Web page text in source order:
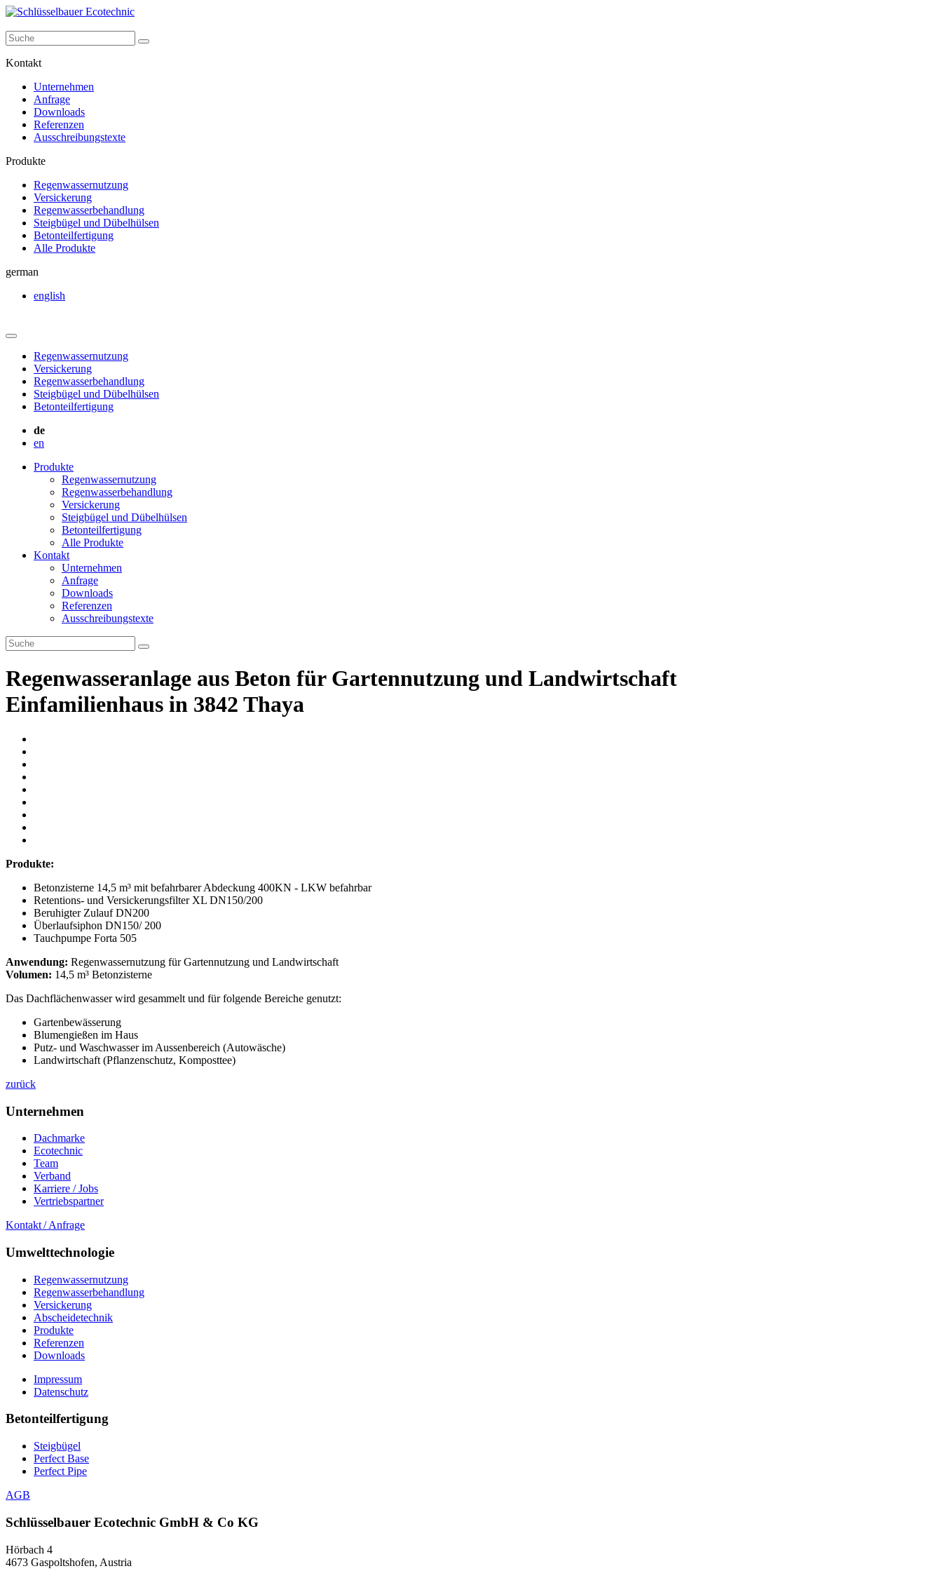
Kontakt
Unternehmen
Anfrage
Downloads
Referenzen
Ausschreibungstexte
Produkte
Regenwassernutzung
Versickerung
Regenwasserbehandlung
Steigbügel und Dübelhülsen
Betonteilfertigung
Alle Produkte
german
english
Regenwassernutzung
Versickerung
Regenwasserbehandlung
Steigbügel und Dübelhülsen
Betonteilfertigung
de
en
Produkte
Regenwassernutzung
Regenwasserbehandlung
Versickerung
Steigbügel und Dübelhülsen
Betonteilfertigung
Alle Produkte
Kontakt
Unternehmen
Anfrage
Downloads
Referenzen
Ausschreibungstexte
Regenwasseranlage aus Beton für Gartennutzung und Landwirtschaft
Einfamilienhaus in 3842 Thaya
Produkte:
Betonzisterne 14,5 m³ mit befahrbarer Abdeckung 400KN - LKW befahrbar
Retentions- und Versickerungsfilter XL DN150/200
Beruhigter Zulauf DN200
Überlaufsiphon DN150/ 200
Tauchpumpe Forta 505
Anwendung: Regenwassernutzung für Gartennutzung und Landwirtschaft
Volumen: 14,5 m³ Betonzisterne
Das Dachflächenwasser wird gesammelt und für folgende Bereiche genutzt:
Gartenbewässerung
Blumengießen im Haus
Putz- und Waschwasser im Aussenbereich (Autowäsche)
Landwirtschaft (Pflanzenschutz, Komposttee)
zurück
Unternehmen
Dachmarke
Ecotechnic
Team
Verband
Karriere / Jobs
Vertriebspartner
Kontakt / Anfrage
Umwelttechnologie
Regenwassernutzung
Regenwasserbehandlung
Versickerung
Abscheidetechnik
Produkte
Referenzen
Downloads
Impressum
Datenschutz
Betonteilfertigung
Steigbügel
Perfect Base
Perfect Pipe
AGB
Schlüsselbauer Ecotechnic GmbH & Co KG
Hörbach 4
4673 Gaspoltshofen, Austria